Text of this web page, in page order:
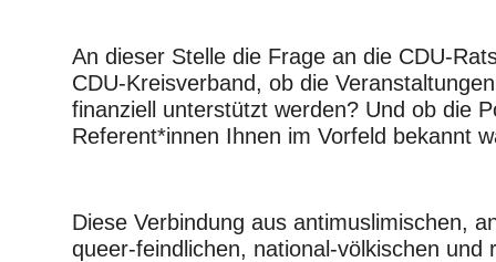
An dieser Stelle die Frage an die CDU-
CDU-Kreisverband, ob die
finanziell unterstützt werden? Und ob die
Referent*innen Ihnen im Vorfeld bekannt
Diese Verbindung aus antimuslimischen,
queer-feindlichen, national-völkischen und